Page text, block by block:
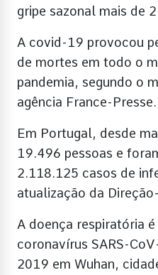
gripe sazonal mais de
A covid-19 provocou
de mortes em todo o
pandemia, segundo o
agência France-Presse.
Em Portugal, desde
19.496 pessoas e
2.118.125 casos de
atualização da
A doença respiratória
coronavírus SARS-
2019 em Wuhan,